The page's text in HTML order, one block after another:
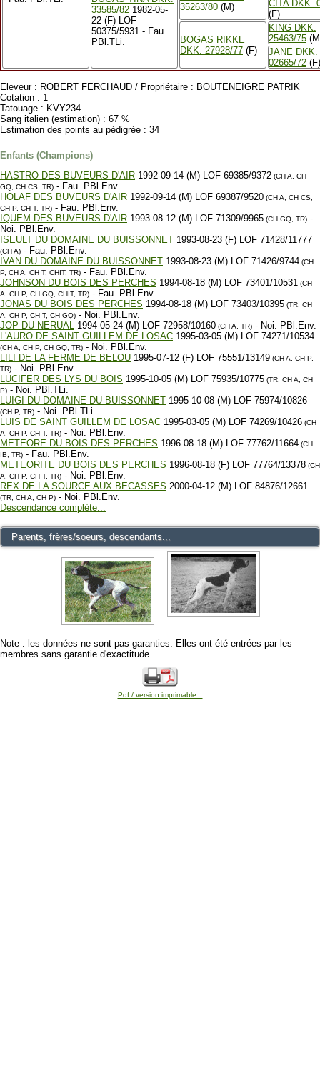
33585/82 1982-05-
22 (F) LOF
50375/5931 - Fau.
PBl.TLi.
35263/80 (M)
CITA DKK.
(F)
BOGAS RIKKE
DKK. 27928/77 (F)
KING DKK.
25463/75
JANE DKK.
02665/72 (F)
Eleveur : ROBERT FERCHAUD / Propriétaire : BOUTENEIGRE PATRIK
Cotation : 1
Tatouage : KVY234
Sang italien (estimation) : 67 %
Estimation des points au pédigrée : 34
Enfants (Champions)
HASTRO DES BUVEURS D'AIR 1992-09-14 (M) LOF 69385/9372 (CH A, CH
GQ, CH CS, TR) - Fau. PBl.Env.
HOLAF DES BUVEURS D'AIR 1992-09-14 (M) LOF 69387/9520 (CH A, CH CS,
CH P, CH T, TR) - Fau. PBl.Env.
IQUEM DES BUVEURS D'AIR 1993-08-12 (M) LOF 71309/9965 (CH GQ, TR) -
Noi. PBl.Env.
ISEULT DU DOMAINE DU BUISSONNET 1993-08-23 (F) LOF 71428/11777
(CH A) - Fau. PBl.Env.
IVAN DU DOMAINE DU BUISSONNET 1993-08-23 (M) LOF 71426/9744 (CH
P, CH A, CH T, CHIT, TR) - Fau. PBl.Env.
JOHNSON DU BOIS DES PERCHES 1994-08-18 (M) LOF 73401/10531 (CH
A, CH P, CH GQ, CHIT, TR) - Fau. PBl.Env.
JONAS DU BOIS DES PERCHES 1994-08-18 (M) LOF 73403/10395 (TR, CH
A, CH P, CH T, CH GQ) - Noi. PBl.Env.
JOP DU NERUAL 1994-05-24 (M) LOF 72958/10160 (CH A, TR) - Noi. PBl.Env.
L'AURO DE SAINT GUILLEM DE LOSAC 1995-03-05 (M) LOF 74271/10534
(CH A, CH P, CH GQ, TR) - Noi. PBl.Env.
LILI DE LA FERME DE BELOU 1995-07-12 (F) LOF 75551/13149 (CH A, CH P,
TR) - Noi. PBl.Env.
LUCIFER DES LYS DU BOIS 1995-10-05 (M) LOF 75935/10775 (TR, CH A, CH
P) - Noi. PBl.TLi.
LUIGI DU DOMAINE DU BUISSONNET 1995-10-08 (M) LOF 75974/10826
(CH P, TR) - Noi. PBl.TLi.
LUIS DE SAINT GUILLEM DE LOSAC 1995-03-05 (M) LOF 74269/10426 (CH
A, CH P, CH T, TR) - Noi. PBl.Env.
METEORE DU BOIS DES PERCHES 1996-08-18 (M) LOF 77762/11664 (CH
IB, TR) - Fau. PBl.Env.
METEORITE DU BOIS DES PERCHES 1996-08-18 (F) LOF 77764/13378 (CH
A, CH P, CH T, TR) - Noi. PBl.Env.
REX DE LA SOURCE AUX BECASSES 2000-04-12 (M) LOF 84876/12661
(TR, CH A, CH P) - Noi. PBl.Env.
Descendance complète...
Parents, frères/soeurs, descendants...
Note : les données ne sont pas garanties. Elles ont été entrées par les
membres sans garantie d'exactitude.
Pdf / version imprimable...